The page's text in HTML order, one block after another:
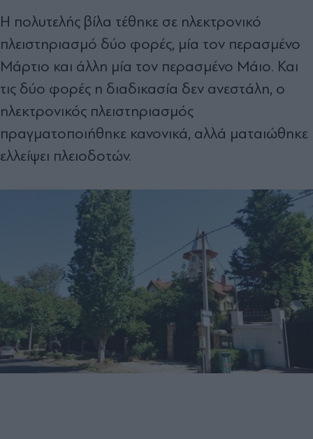
Η πολυτελής βίλα τέθηκε σε ηλεκτρονικό
πλειστηριασµό δύο φορές, µία τον περασµένο
Μάρτιο και άλλη µία τον περασµένο Μάιο. Και
τις δύο φορές η διαδικασία δεν ανεστάλη, ο
ηλεκτρονικός πλειστηριασµός
πραγµατοποιήθηκε κανονικά, αλλά µαταιώθηκε
ελλείψει πλειοδοτών.